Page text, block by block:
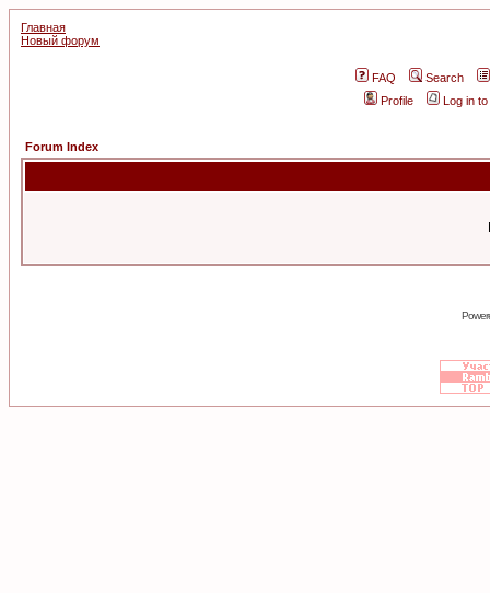
Главная
Новый форум
FAQ
Search
Profile
Log in
Forum Index